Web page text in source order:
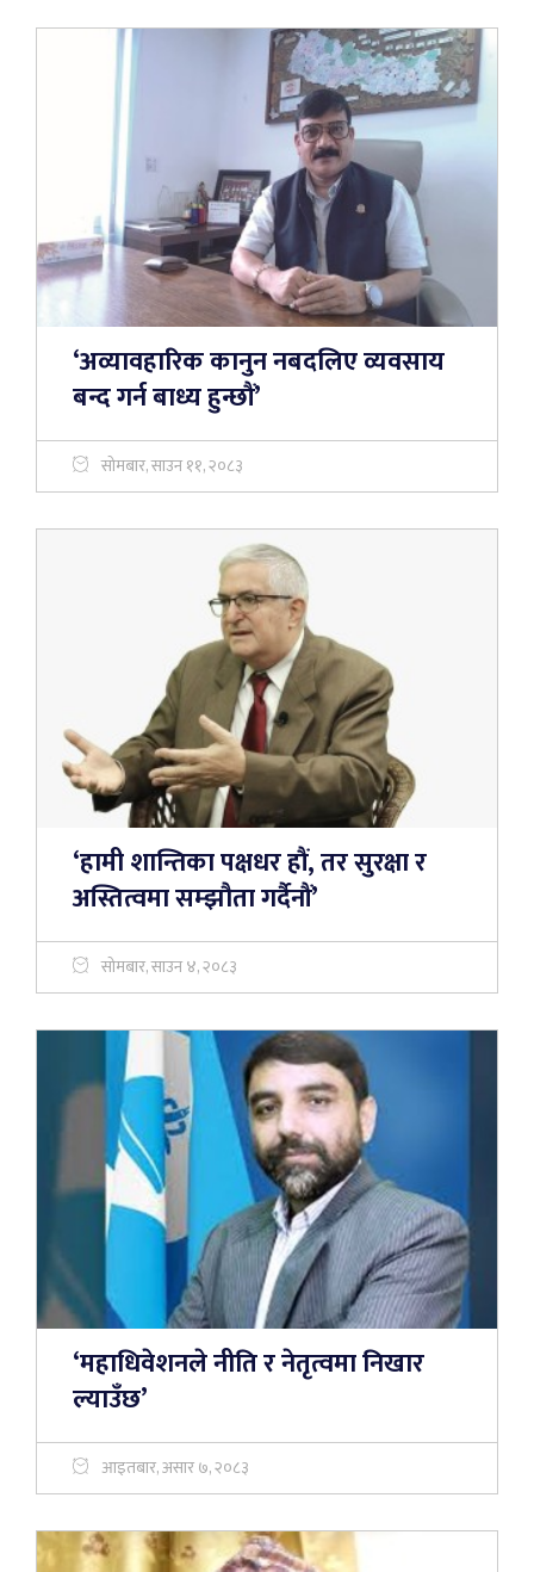
‘अव्यावहारिक कानुन नबदलिए व्यवसाय
बन्द गर्न बाध्य हुन्छौं’
सोमबार, साउन ११, २०८३
‘हामी शान्तिका पक्षधर हौं, तर सुरक्षा र
अस्तित्वमा सम्झौता गर्दैनौं’
सोमबार, साउन ४, २०८३
‘महाधिवेशनले नीति र नेतृत्वमा निखार
ल्याउँछ’
आइतबार, असार ७, २०८३